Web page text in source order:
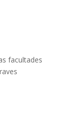
facultades